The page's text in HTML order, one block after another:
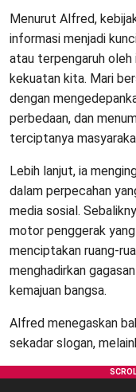
Menurut Alfred,
informasi menjadi
atau terpengaruh oleh
kekuatan kita. Mari
dengan
perbedaan, dan
terciptanya
Lebih lanjut, ia
dalam perpecahan
media sosial.
motor penggerak
menciptakan ruang-
menghadirkan
kemajuan bangsa.
Alfred menegaskan
sekadar slogan,